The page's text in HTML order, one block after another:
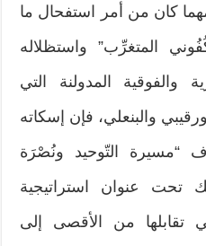
كان من أمر استفحال ما
المتغرِّب” واستظلاله
والفوقية المدولنة التي
والبنعلي، فإن إسكاته
“مسيرة التّوحيد ونُصْرَة
تحت عنوان استراتيجية
تقابلها من الأقصى إلى